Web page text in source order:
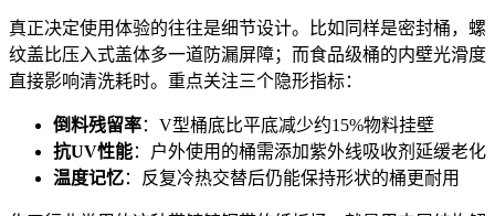
真正决定使用体验的往往是细节设计。比如同样是密封桶，螺
纹盖比压入式盖体多一道防漏屏障；而食品级桶的内壁光滑度
直接影响清洗耗时。重点关注三个隐形指标：
倒料残留率：V型桶底比平底减少约15%物料挂壁
抗UV性能：户外使用的桶需添加紫外线吸收剂延缓老化
温度记忆：反复冷热交替后仍能保持形状的桶更耐用